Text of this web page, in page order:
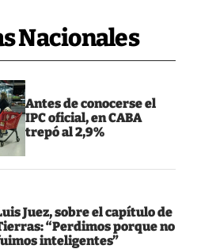
Nacionales
Antes de conocerse el
IPC oficial, en CABA
trepó al 2,9%
Juez, sobre el capítulo de
“Perdimos porque no
inteligentes”